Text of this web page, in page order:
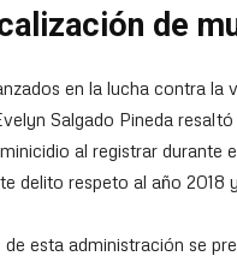
de
en la lucha contra la
Salgado Pineda
al registrar durante
delito respeto al año 2018
esta administración se